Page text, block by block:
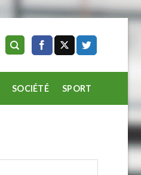
SOCIÉTÉ SPORT